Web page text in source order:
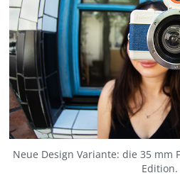
Neue Design Variante: die 35 mm
Edition.